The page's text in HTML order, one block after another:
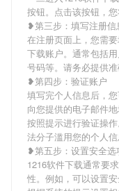
按钮。点击该按钮，您
❥第三步：填写注册信
在注册页面上，您需
下载账户。通常包括
号码等。请务必提供
❥第四步：验证账户
填写完个人信息后，
向您提供的电子邮件
按照提示进行验证操
法分子滥用您的个人信
❥第五步：设置安全选
1216软件下载通常要
性。例如，可以设置